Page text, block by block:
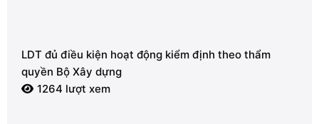
LDT đủ điều kiện hoạt động kiểm định theo thẩm
quyền Bộ Xây dựng
1264 lượt xem